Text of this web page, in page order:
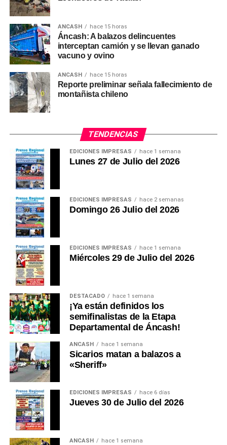
Bono no será remunerativo
La ley establece que la bonificación extraordinaria de
S/ 487 no tendrá carácter remunerativo ni
pensionable.
Tampoco estará sujeta a cargas sociales ni servirá
como base de cálculo para la compensación por
tiempo de servicios (CTS), bonificaciones,
Además, los docentes y auxiliares solo podrán recibir
este beneficio en una única entidad pública.
(Ronald Montoro Yopla)
ANCASH hace 15 horas
Áncash: A balazos delincuentes
interceptan camión y se llevan ganado
vacuno y ovino
ANCASH hace 15 horas
Reporte preliminar señala fallecimiento de
montañista chileno
TENDENCIAS
EDICIONES IMPRESAS hace 1 semana
Lunes 27 de Julio del 2026
EDICIONES IMPRESAS hace 2 semanas
Domingo 26 Julio del 2026
EDICIONES IMPRESAS hace 1 semana
Miércoles 29 de Julio del 2026
DESTACADO hace 1 semana
¡Ya están definidos los
semifinalistas de la Etapa
Departamental de Áncash!
ANCASH hace 1 semana
Sicarios matan a balazos a
«Sheriff»
EDICIONES IMPRESAS hace 6 días
Jueves 30 de Julio del 2026
ANCASH hace 1 semana